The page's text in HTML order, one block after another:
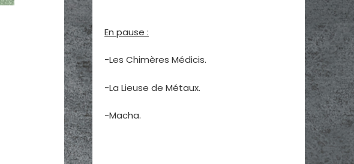
En pause :
-Les Chimères Médicis.
-La Lieuse de Métaux.
-Macha.